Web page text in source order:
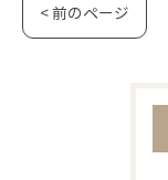
< 前のページ